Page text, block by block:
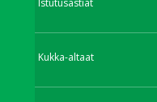
Istutusastiat
Kukka-altaat